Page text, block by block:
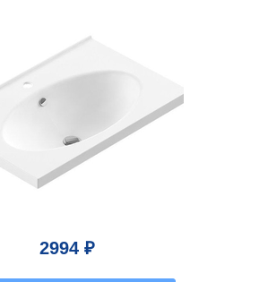
2994 ₽